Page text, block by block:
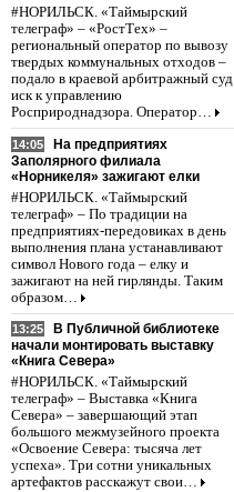
#НОРИЛЬСК. «Таймырский
телеграф» – «РостТех» –
региональный оператор по вывозу
твердых коммунальных отходов –
подало в краевой арбитражный суд
иск к управлению
Росприроднадзора. Оператор…
14:05
На предприятиях
Заполярного филиала
«Норникеля» зажигают елки
#НОРИЛЬСК. «Таймырский
телеграф» – По традиции на
предприятиях-передовиках в день
выполнения плана устанавливают
символ Нового года – елку и
зажигают на ней гирлянды. Таким
образом…
13:25
В Публичной библиотеке
начали монтировать выставку
«Книга Севера»
#НОРИЛЬСК. «Таймырский
телеграф» – Выставка «Книга
Севера» – завершающий этап
большого межмузейного проекта
«Освоение Севера: тысяча лет
успеха». Три сотни уникальных
артефактов расскажут свои…